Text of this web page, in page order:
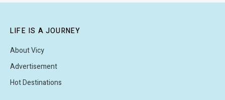
LIFE IS A JOURNEY
About Vicy
Advertisement
Hot Destinations